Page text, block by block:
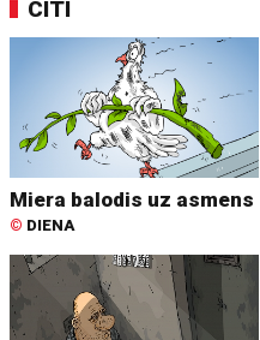
CITI
Miera balodis uz asmens
© DIENA